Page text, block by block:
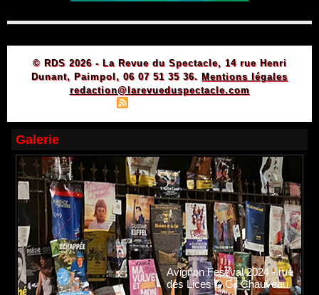
© RDS 2026 - La Revue du Spectacle, 14 rue Henri
Dunant, Paimpol, 06 07 51 35 36. Mentions légales
redaction@larevueduspectacle.com
Galerie
Avignon Festival 2024 - rue
des Lices © Gil Chauveau.